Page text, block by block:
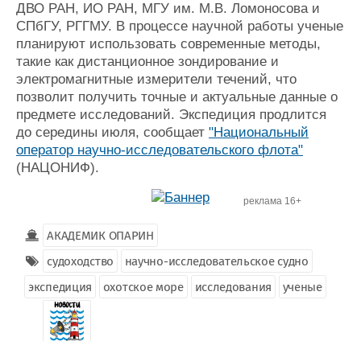
ДВО РАН, ИО РАН, МГУ им. М.В. Ломоносова и
СПбГУ, РГГМУ. В процессе научной работы ученые
планируют использовать современные методы,
такие как дистанционное зондирование и
электромагнитные измерители течений, что
позволит получить точные и актуальные данные о
предмете исследований. Экспедиция продлится
до середины июля, сообщает "Национальный
оператор научно-исследовательского флота"
(НАЦОНИФ).
реклама 16+
АКАДЕМИК ОПАРИН
судоходство
научно-исследовательское судно
экспедиция
охотское море исследования ученые